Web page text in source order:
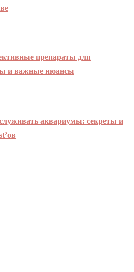
препараты для
и важные нюансы
аквариумы: секреты и